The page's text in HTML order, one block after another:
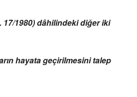
17/1980) dâhilindeki diğer iki
hayata geçirilmesini talep